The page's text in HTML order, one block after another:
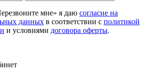
мне» я даю согласие на
данных в соответствии с политикой
и условиями договора оферты.